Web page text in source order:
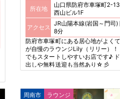
所在地
山口県防府市車塚町2-13
西山ビル1F
アクセス
JR山陽本線(岩国～門司) 防府駅 徒歩
8分
防府市車塚町にある居心地がよく
が自慢のラウンジLily（リリー）！
でもスタートしやすいお店です♪
出しや無料送迎も当然あり☆彡
周南市 ラウンジ